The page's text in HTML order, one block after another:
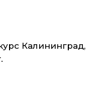
Калининград,